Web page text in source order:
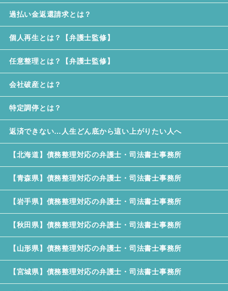
過払い金返還請求とは？
個人再生とは？【弁護士監修】
任意整理とは？【弁護士監修】
会社破産とは？
特定調停とは？
返済できない…人生どん底から這い上がりたい人へ
【北海道】債務整理対応の弁護士・司法書士事務所
【青森県】債務整理対応の弁護士・司法書士事務所
【岩手県】債務整理対応の弁護士・司法書士事務所
【秋田県】債務整理対応の弁護士・司法書士事務所
【山形県】債務整理対応の弁護士・司法書士事務所
【宮城県】債務整理対応の弁護士・司法書士事務所